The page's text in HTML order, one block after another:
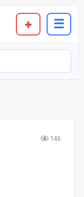
+ ☰
146